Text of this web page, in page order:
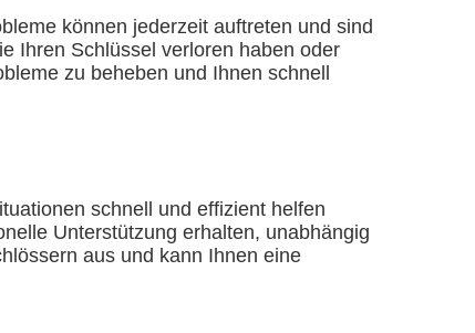
können jederzeit auftreten und sind
Ihren Schlüssel verloren haben oder
zu beheben und Ihnen schnell
schnell und effizient helfen
Unterstützung erhalten, unabhängig
aus und kann Ihnen eine